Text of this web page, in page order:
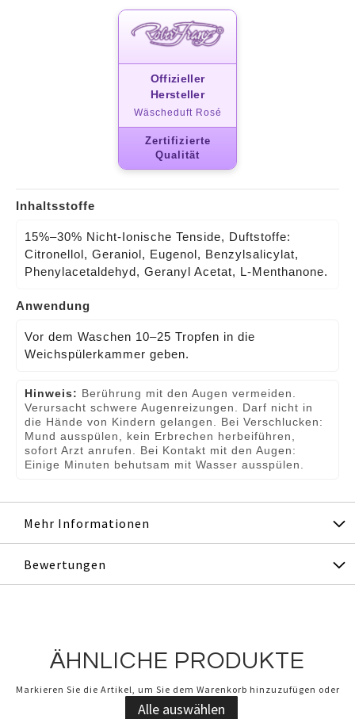
Offizieller
Hersteller
Wäscheduft Rosé
Zertifizierte
Qualität
Inhaltsstoffe
15%–30% Nicht‑Ionische Tenside, Duftstoffe:
Citronellol, Geraniol, Eugenol, Benzylsalicylat,
Phenylacetaldehyd, Geranyl Acetat, L‑Menthanone.
Anwendung
Vor dem Waschen 10–25 Tropfen in die
Weichspülerkammer geben.
Hinweis: Berührung mit den Augen vermeiden.
Verursacht schwere Augenreizungen. Darf nicht in
die Hände von Kindern gelangen. Bei Verschlucken:
Mund ausspülen, kein Erbrechen herbeiführen,
sofort Arzt anrufen. Bei Kontakt mit den Augen:
Einige Minuten behutsam mit Wasser ausspülen.
Mehr Informationen
Bewertungen
ÄHNLICHE PRODUKTE
Markieren Sie die Artikel, um Sie dem Warenkorb hinzuzufügen oder
Alle auswählen